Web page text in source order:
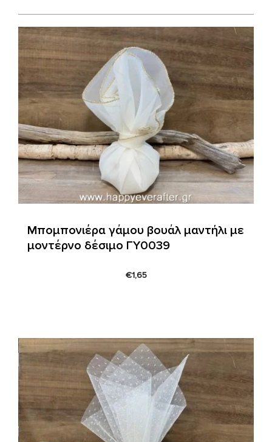
Μπομπονιέρα γάμου βουάλ μαντήλι με
μοντέρνο δέσιμο ΓΥ0039
€1,65